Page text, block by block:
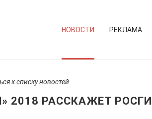
НОВОСТИ РЕКЛАМА
к списку новостей
2018 РАССКАЖЕТ